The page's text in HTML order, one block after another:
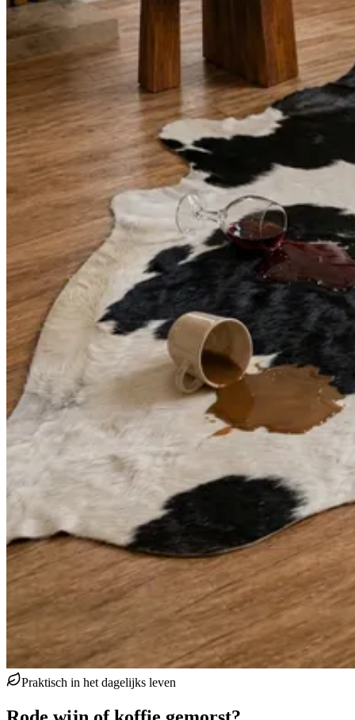
Praktisch in het dagelijks leven